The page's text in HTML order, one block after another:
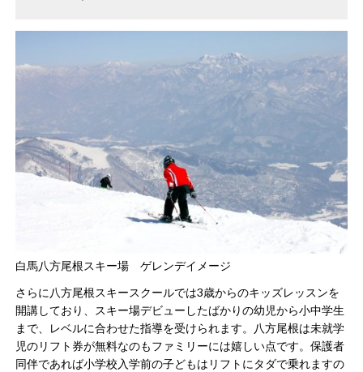
白馬八方尾根スキー場 ゲレンデイメージ
さらに八方尾根スキースクールでは3歳からのキッズレッスンを
開講しており​、スキー場デビューしたばかりの幼児から小中学生
まで、レベルに合わせた指導を受けられます。八方尾根は未就学
児のリフト券が無料なのもファミリーには嬉しい点です​。保護者
同伴であれば小学校入学前の子どもはリフトにタダで乗れますの